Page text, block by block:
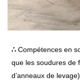
∴Compétences en
que les soudures de
d’anneaux de